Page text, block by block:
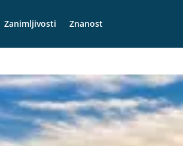
Zanimljivosti Znanost